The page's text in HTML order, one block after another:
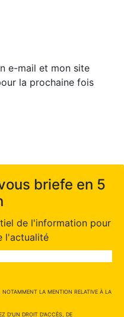
e-mail et mon site
la prochaine fois
briefe en 5
de l'information pour
l'actualité
, NOTAMMENT LA MENTION RELATIVE À LA
D'UN DROIT D'ACCÈS, DE